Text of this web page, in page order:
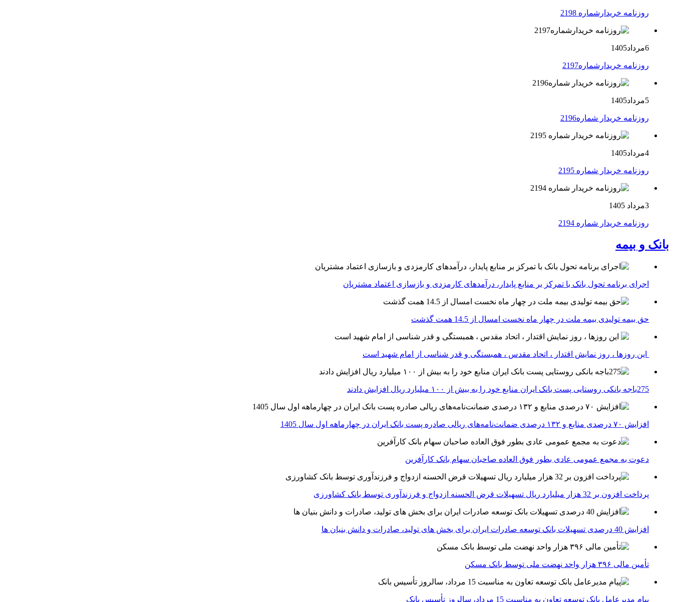
روزنامه خریدارشماره 2198
6مرداد1405
روزنامه خریدارشماره2197
5مرداد1405
روزنامه خریدار شماره2196
4مرداد1405
روزنامه خریدار شماره 2195
3مرداد 1405
روزنامه خریدار شماره 2194
بانک و بیمه
اجرای برنامه تحول بانک با تمرکز بر منابع پایدار، درآمدهای کارمزدی و بازسازی اعتماد مشتریان
حق بیمه تولیدی بیمه ملت در چهار ماه نخست امسال از 14.5 همت گذشت
این روزها ، روز نمایش اقتدار ، اتحاد مقدس ، همبستگی و قدر شناسی از امام شهید است
275باجه بانکی روستایی پست بانک ایران منابع خود را به بیش از ۱۰۰ میلیارد ریال افزایش دادند
افزایش ۷۰ درصدی منابع و ۱۳۲ درصدی ضمانت‌نامه‌های ریالی صادره پست بانک ایران در چهارماهه اول سال 1405
دعوت به مجمع عمومی عادی بطور فوق العاده صاحبان سهام بانک کارآفرین
پرداخت افزون بر 32 هزار میلیارد ریال تسهیلات قرض الحسنه ازدواج و فرزندآوری توسط بانک کشاورزی
افزایش 40 درصدی تسهیلات بانک توسعه صادرات ایران برای بخش های تولید، صادرات و دانش بنیان ها
تأمین مالی ۳۹۶ هزار واحد نهضت ملی توسط بانک مسکن
پیام مدیرعامل بانک توسعه تعاون به مناسبت 15 مرداد، سالروز تأسیس بانک